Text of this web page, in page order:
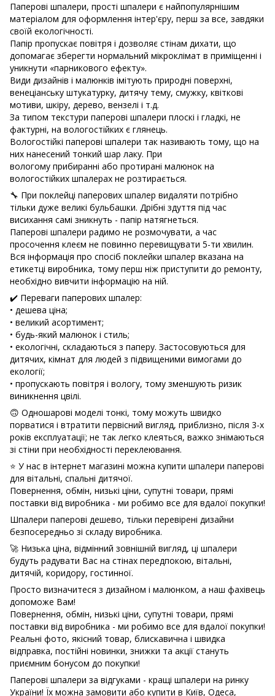
Паперові шпалери, прості шпалери є найпопулярнішим
матеріалом для оформлення інтер'єру, перш за все, завдяки
своїй екологічності.
Папір пропускає повітря і дозволяє стінам дихати, що
допомагає зберегти нормальний мікроклімат в приміщенні і
уникнути «парникового ефекту».
Види дизайнів і малюнків імітують природні поверхні,
венеціанську штукатурку, дитячу тему, смужку, квіткові
мотиви, шкіру, дерево, вензелі і т.д.
За типом текстури паперові шпалери плоскі і гладкі, не
фактурні, на вологостійких є глянець.
Вологостійкі паперові шпалери так називають тому, що на
них нанесений тонкий шар лаку. При
вологому прибиранні або протирані малюнок на
вологостійких шпалерах не розтирається.
🔧 При поклейці паперових шпалер видаляти потрібно
тільки дуже великі бульбашки. Дрібні здуття під час
висихання самі зникнуть - папір натягнеться.
Паперові шпалери радимо не розмочувати, а час
просочення клеєм не повинно перевищувати 5-ти хвилин.
Вся інформація про спосіб поклейки шпалер вказана на
етикетці виробника, тому перш ніж приступити до ремонту,
необхідно вивчити інформацію на ній.
✔️ Переваги паперових шпалер:
• дешева ціна;
• великий асортимент;
• будь-який малюнок і стиль;
• екологічні, складаються з паперу. Застосовуються для
дитячих, кімнат для людей з підвищеними вимогами до
екології;
• пропускають повітря і вологу, тому зменшують ризик
виникнення цвілі.
🙃 Одношарові моделі тонкі, тому можуть швидко
порватися і втратити первісний вигляд, приблизно, після 3-х
років експлуатації; не так легко клеяться, важко знімаються
зі стіни при необхідності переклеювання.
⭐ У нас в інтернет магазині можна купити шпалери паперові
для вітальні, спальні дитячої.
Повернення, обмін, низькі ціни, супутні товари, прямі
поставки від виробника - ми робимо все для вдалої покупки!
Шпалери паперові дешево, тільки перевірені дизайни
безпосередньо зі складу виробника.
🚀 Низька ціна, відмінний зовнішній вигляд, ці шпалери
будуть радувати Вас на стінах передпокою, вітальні,
дитячій, коридору, гостинної.
Просто визначитеся з дизайном і малюнком, а наш фахівець
допоможе Вам!
Повернення, обмін, низькі ціни, супутні товари, прямі
поставки від виробника - ми робимо все для вдалої покупки!
Реальні фото, якісний товар, блискавична і швидка
відправка, постійні новинки, знижки та акції стануть
приємним бонусом до покупки!
Паперові шпалери за відгуками - кращі шпалери на ринку
України! Їх можна замовити або купити в Київ, Одеса,